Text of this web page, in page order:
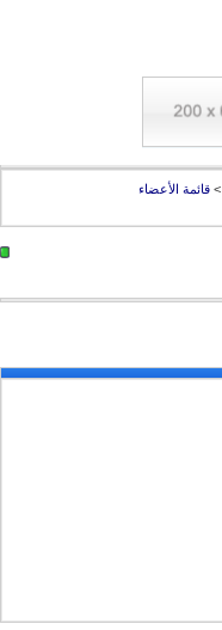
قائمة الأعضاء